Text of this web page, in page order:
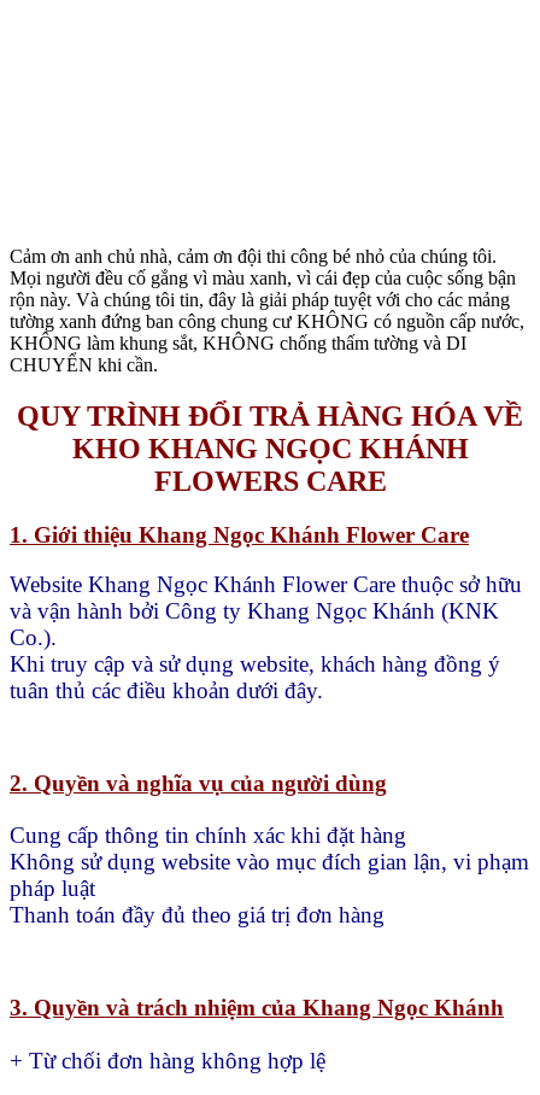
Cảm ơn anh chủ nhà, cảm ơn đội thi công bé nhỏ của chúng tôi.
Mọi người đều cố gắng vì màu xanh, vì cái đẹp của cuộc sống bận
rộn này. Và chúng tôi tin, đây là giải pháp tuyệt với cho các mảng
tường xanh đứng ban công chung cư KHÔNG có nguồn cấp nước,
KHÔNG làm khung sắt, KHÔNG chống thấm tường và DI
CHUYỂN khi cần.
QUY TRÌNH ĐỔI TRẢ HÀNG HÓA VỀ
KHO KHANG NGỌC KHÁNH
FLOWERS CARE
1. Giới thiệu Khang Ngọc Khánh Flower Care
Website Khang Ngọc Khánh Flower Care thuộc sở hữu
và vận hành bởi Công ty Khang Ngọc Khánh (KNK
Co.).
Khi truy cập và sử dụng website, khách hàng đồng ý
tuân thủ các điều khoản dưới đây.
2. Quyền và nghĩa vụ của người dùng
Cung cấp thông tin chính xác khi đặt hàng
Không sử dụng website vào mục đích gian lận, vi phạm
pháp luật
Thanh toán đầy đủ theo giá trị đơn hàng
3. Quyền và trách nhiệm của Khang Ngọc Khánh
+ Từ chối đơn hàng không hợp lệ